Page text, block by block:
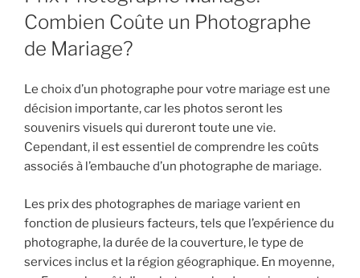
Combien Coûte un Photographe
de Mariage?
Le choix d’un photographe pour votre mariage est une
décision importante, car les photos seront les
souvenirs visuels qui dureront toute une vie.
Cependant, il est essentiel de comprendre les coûts
associés à l’embauche d’un photographe de mariage.
Les prix des photographes de mariage varient en
fonction de plusieurs facteurs, tels que l’expérience du
photographe, la durée de la couverture, le type de
services inclus et la région géographique. En moyenne,